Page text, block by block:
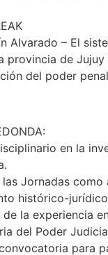
Alvarado – El
provincia de
del poder
en la
las Jornadas como
histórico-jurídico
de la experiencia
del Poder
para